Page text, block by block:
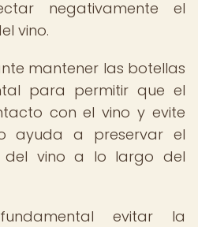
negativamente el
vino.
mantener las botellas
para permitir que el
con el vino y evite
ayuda a preservar el
vino a lo largo del
evitar la